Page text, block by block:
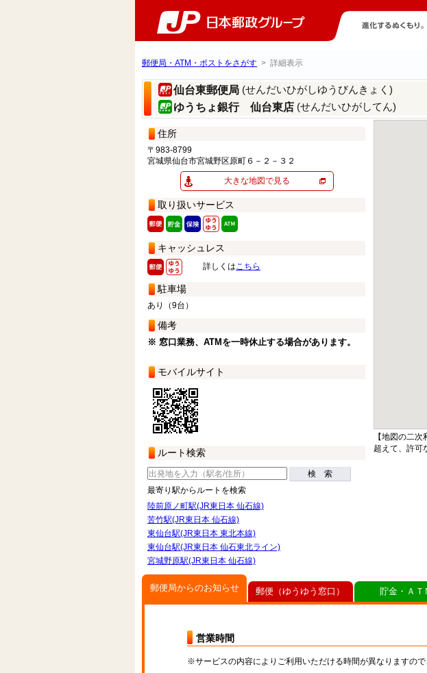
郵便局・ATM・ポストをさがす > 詳細表示
仙台東郵便局 (せんだいひがしゆうびんきょく)
ゆうちょ銀行 仙台東店 (せんだいひがしてん)
住所
〒983-8799
宮城県仙台市宮城野区原町６－２－３２
大きな地図で見る
取り扱いサービス
キャッシュレス
詳しくはこちら
駐車場
あり（9台）
備考
※ 窓口業務、ATMを一時休止する場合があります。
モバイルサイト
ルート検索
検 索
最寄り駅からルートを検索
陸前原ノ町駅(JR東日本 仙石線)
苦竹駅(JR東日本 仙石線)
東仙台駅(JR東日本 東北本線)
東仙台駅(JR東日本 仙石東北ライン)
宮城野原駅(JR東日本 仙石線)
【地図の二
超えて、許可
郵便局からのお知らせ
営業時間
※サービスの内容によりご利用いただける時間が異なりますの
郵便（ゆうゆう窓口） 貯金・ＡＴ